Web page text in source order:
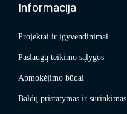
Informacija
Projektai ir įgyvendinimai
Paslaugų teikimo sąlygos
Apmokėjimo būdai
Baldų pristatymas ir surinkimas